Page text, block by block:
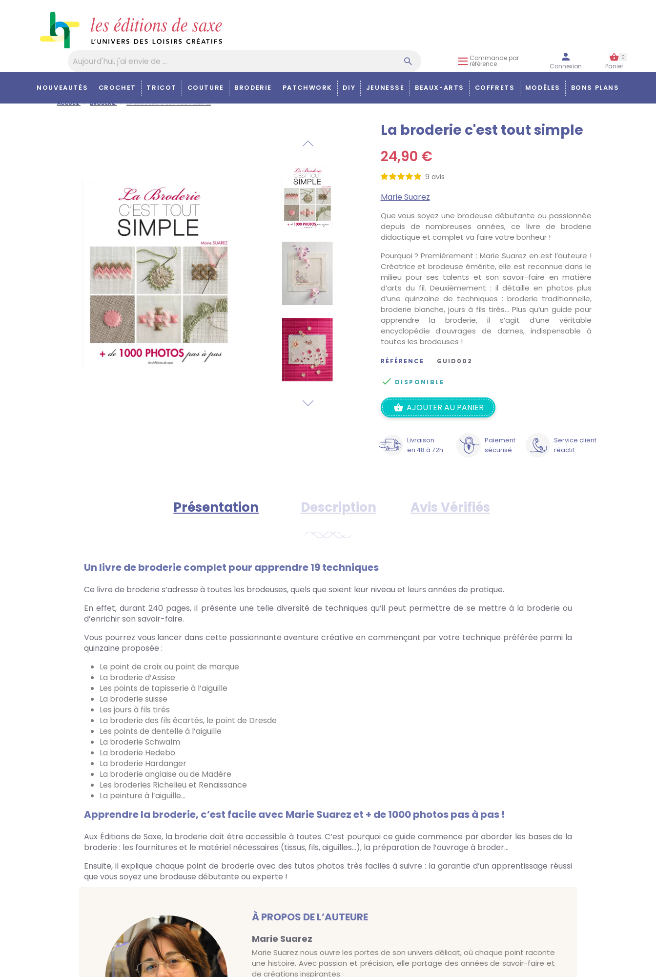
Commande par
référence Connexion Panier
0
NOUVEAUTÉS CROCHET TRICOT COUTURE BRODERIE PATCHWORK DIY JEUNESSE BEAUX-ARTS COFFRETS MODÈLES BONS PLANS
ACCUEIL BRODERIE LA BRODERIE C'EST TOUT SIMPLE
La broderie c'est tout simple
24,90 €
9 avis
Marie Suarez
Que vous soyez une brodeuse débutante ou passionnée
depuis de nombreuses années, ce livre de broderie
didactique et complet va faire votre bonheur !
Pourquoi ? Premièrement : Marie Suarez en est l’auteure !
Créatrice et brodeuse émérite, elle est reconnue dans le
milieu pour ses talents et son savoir-faire en matière
d’arts du fil. Deuxièmement : il détaille en photos plus
d’une quinzaine de techniques : broderie traditionnelle,
broderie blanche, jours à fils tirés… Plus qu’un guide pour
apprendre la broderie, il s’agit d’une véritable
encyclopédie d’ouvrages de dames, indispensable à
toutes les brodeuses !
RÉFÉRENCE GUID002
 DISPONIBLE
AJOUTER AU PANIER
Livraison
en 48 à 72h
Paiement
sécurisé
Service client
réactif
Présentation Description Avis Vérifiés
Un livre de broderie complet pour apprendre 19 techniques
Ce livre de broderie s’adresse à toutes les brodeuses, quels que soient leur niveau et leurs années de pratique.
En effet, durant 240 pages, il présente une telle diversité de techniques qu’il peut permettre de se mettre à la broderie ou
d’enrichir son savoir-faire.
Vous pourrez vous lancer dans cette passionnante aventure créative en commençant par votre technique préférée parmi la
quinzaine proposée :
Le point de croix ou point de marque
La broderie d’Assise
Les points de tapisserie à l’aiguille
La broderie suisse
Les jours à fils tirés
La broderie des fils écartés, le point de Dresde
Les points de dentelle à l’aiguille
La broderie Schwalm
La broderie Hedebo
La broderie Hardanger
La broderie anglaise ou de Madère
Les broderies Richelieu et Renaissance
La peinture à l’aiguille...
Apprendre la broderie, c’est facile avec Marie Suarez et + de 1000 photos pas à pas !
Aux Éditions de Saxe, la broderie doit être accessible à toutes. C’est pourquoi ce guide commence par aborder les bases de la
broderie : les fournitures et le matériel nécessaires (tissus, fils, aiguilles…), la préparation de l’ouvrage à broder…
Ensuite, il explique chaque point de broderie avec des tutos photos très faciles à suivre : la garantie d’un apprentissage réussi
que vous soyez une brodeuse débutante ou experte !
À PROPOS DE L’AUTEURE
Marie Suarez
Marie Suarez nous ouvre les portes de son univers délicat, où chaque point raconte
une histoire. Avec passion et précision, elle partage des années de savoir-faire et
de créations inspirantes.